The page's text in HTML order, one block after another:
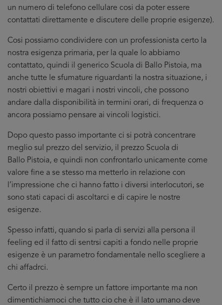
un numero di telefono cellulare cosi da poter essere
contattati direttamente e discutere delle proprie esigenze).
Cosi possiamo condividere con un professionista certo la
nostra esigenza primaria, per la quale lo abbiamo
contattato, quindi il generico Scuola di Ballo Pistoia, ma
anche tutte le sfumature riguardanti la nostra situazione, i
nostri obiettivi e magari i nostri vincoli, che possono
andare dalla disponibilità in termini orari, di frequenza o
ancora possiamo pensare ai vincoli logistici.
Dopo questo passo importante ci si potrà concentrare
meglio sul prezzo del servizio, il prezzo Scuola di
Ballo Pistoia, e quindi non confrontarlo unicamente come
valore fine a se stesso ma metterlo in relazione con
l’impressione che ci hanno fatto i diversi interlocutori, se
sono stati capaci di ascoltarci e di capire le nostre
esigenze.
Spesso infatti, quando si parla di servizi alla persona il
feeling ed il fatto di sentrsi capiti a fondo nelle proprie
esigenze è un parametro fondamentale nello scegliere a
chi affadrci.
Certo il prezzo è sempre un fattore importante ma non
dimentichiamoci che tutto cio che è il lato umano deve